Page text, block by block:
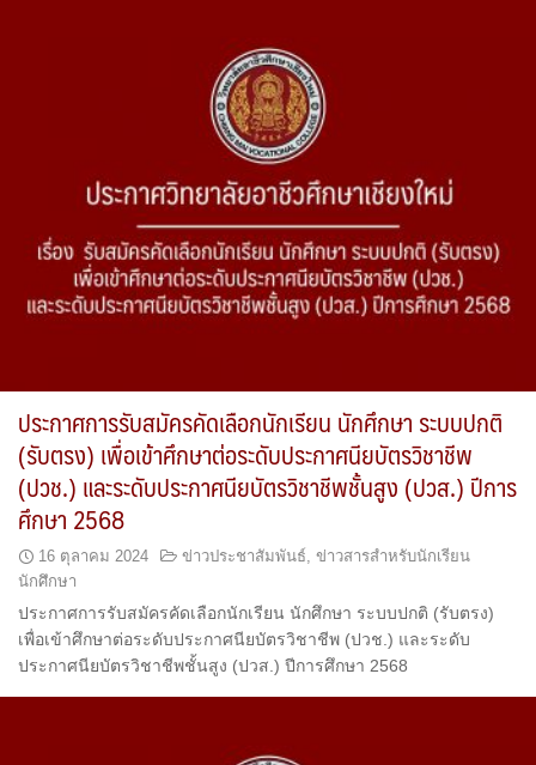
ประกาศการรับสมัครคัดเลือกนักเรียน นักศึกษา ระบบปกติ
(รับตรง) เพื่อเข้าศึกษาต่อระดับประกาศนียบัตรวิชาชีพ
(ปวช.) และระดับประกาศนียบัตรวิชาชีพชั้นสูง (ปวส.) ปีการ
ศึกษา 2568
16 ตุลาคม 2024 ข่าวประชาสัมพันธ์ ข่าวสารสำหรับนักเรียน
นักศึกษา
ประกาศการรับสมัครคัดเลือกนักเรียน นักศึกษา ระบบปกติ (รับตรง)
เพื่อเข้าศึกษาต่อระดับประกาศนียบัตรวิชาชีพ (ปวช.) และระดับ
ประกาศนียบัตรวิชาชีพชั้นสูง (ปวส.) ปีการศึกษา 2568